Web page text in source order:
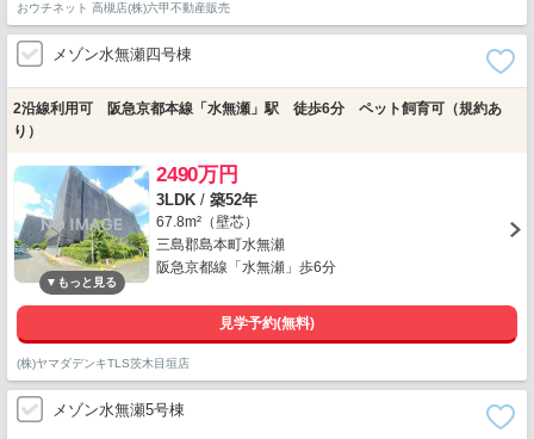
おウチネット 高槻店(株)六甲不動産販売
メゾン水無瀬四号棟
2沿線利用可 阪急京都本線「水無瀬」駅 徒歩6分 ペット飼育可（規約あ
り）
2490万円
3LDK / 築52年
67.8m²（壁芯）
三島郡島本町水無瀬
阪急京都線「水無瀬」歩6分
見学予約(無料)
(株)ヤマダデンキTLS茨木目垣店
メゾン水無瀬5号棟